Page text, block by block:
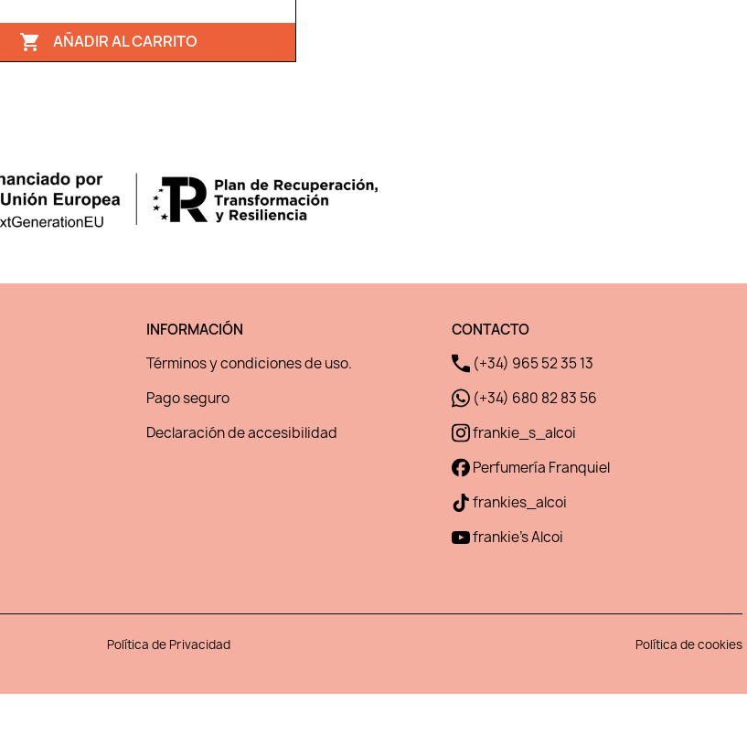
 AÑADIR AL CARRITO
INFORMACIÓN
Términos y condiciones de uso.
Pago seguro
Declaración de accesibilidad
CONTACTO
(+34) 965 52 35 13
(+34) 680 82 83 56
frankie_s_alcoi
Perfumería Franquiel
frankies_alcoi
frankie's Alcoi
Política de Privacidad Política de cookies